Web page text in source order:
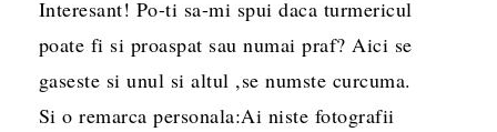
Interesant! Po-ti sa-mi spui daca turmericul
poate fi si proaspat sau numai praf? Aici se
gaseste si unul si altul ,se numste curcuma.
Si o remarca personala:Ai niste fotografii